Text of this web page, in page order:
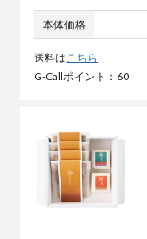
本体価格
送料はこちら
G-Callポイント：60